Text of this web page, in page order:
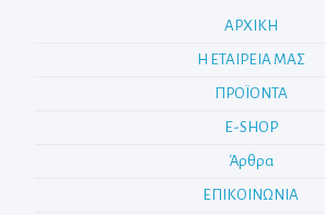
ΑΡΧΙΚΗ
Η ΕΤΑΙΡΕΙΑ ΜΑΣ
ΠΡΟΪΟΝΤΑ
E-SHOP
Άρθρα
ΕΠΙΚΟΙΝΩΝΙΑ